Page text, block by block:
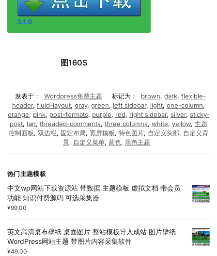
3.1.9
图160S
发表于： Wordpress免费主题 标记为： brown, dark, flexible-
header, fluid-layout, gray, green, left sidebar, light, one-column,
orange, pink, post-formats, purple, red, right sidebar, silver, sticky-
post, tan, threaded-comments, three columns, white, yellow, 主题
控制面板, 双边栏, 固定布局, 宽屏模板, 特色图片, 自定义头部, 自定义背
景, 自定义菜单, 蓝色, 黑色主题
热门主题模板
中文wp网站下载资源站 带数据 主题模板 虚拟文档 带会员
功能 知识付费源码 可选采集器
¥99.00
英文高清桌布壁纸 桌面图片 整站模板导入成站 图片壁纸
WordPress网站主题 带图片内容采集软件
¥49.00